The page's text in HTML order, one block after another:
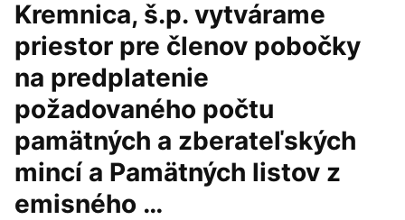
Kremnica, š.p. vytvárame
priestor pre členov pobočky
na predplatenie
požadovaného počtu
pamätných a zberateľských
mincí a Pamätných listov z
emisného …